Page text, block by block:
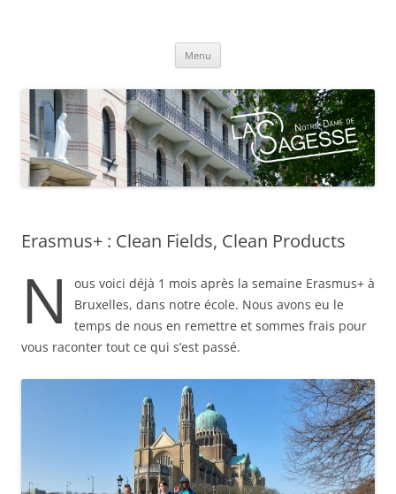
Sagesse
Menu
Erasmus+ : Clean Fields, Clean Products
N
ous voici déjà 1 mois après la semaine Erasmus+ à
Bruxelles, dans notre école. Nous avons eu le
temps de nous en remettre et sommes frais pour
vous raconter tout ce qui s’est passé.